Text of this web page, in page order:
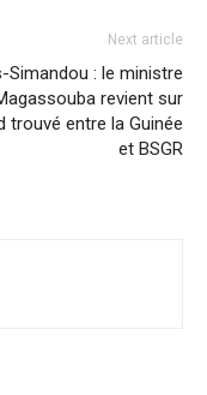
Next article
Simandou : le ministre
revient sur
trouvé entre la Guinée
et BSGR